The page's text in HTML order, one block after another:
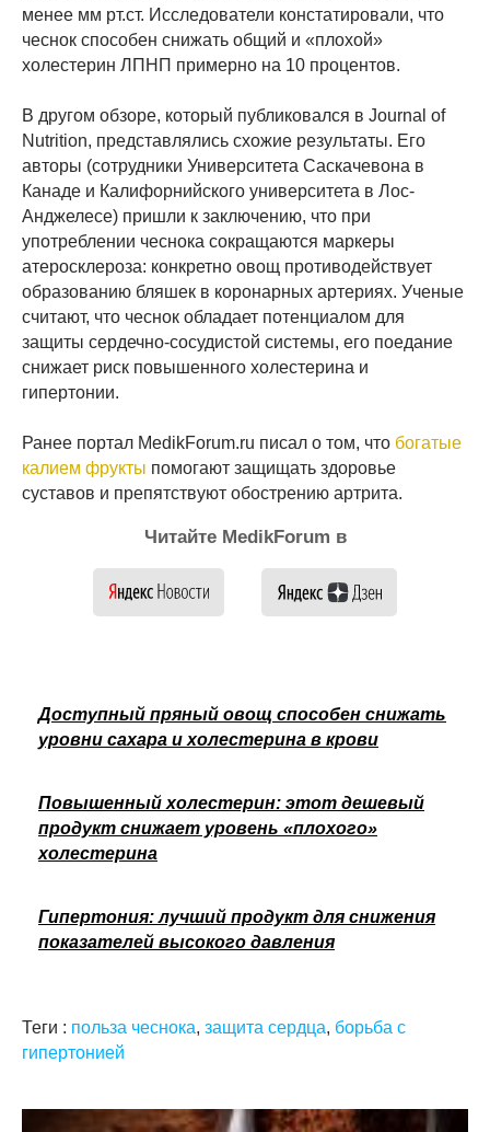
менее мм рт.ст. Исследователи констатировали, что
чеснок способен снижать общий и «плохой»
холестерин ЛПНП примерно на 10 процентов.
В другом обзоре, который публиковался в Journal of
Nutrition, представлялись схожие результаты. Его
авторы (сотрудники Университета Саскачевона в
Канаде и Калифорнийского университета в Лос-
Анджелесе) пришли к заключению, что при
употреблении чеснока сокращаются маркеры
атеросклероза: конкретно овощ противодействует
образованию бляшек в коронарных артериях. Ученые
считают, что чеснок обладает потенциалом для
защиты сердечно-сосудистой системы, его поедание
снижает риск повышенного холестерина и
гипертонии.
Ранее портал MedikForum.ru писал о том, что богатые
калием фрукты помогают защищать здоровье
суставов и препятствуют обострению артрита.
Читайте MedikForum в
Доступный пряный овощ способен снижать
уровни сахара и холестерина в крови
Повышенный холестерин: этот дешевый
продукт снижает уровень «плохого»
холестерина
Гипертония: лучший продукт для снижения
показателей высокого давления
Теги : польза чеснока, защита сердца, борьба с
гипертонией